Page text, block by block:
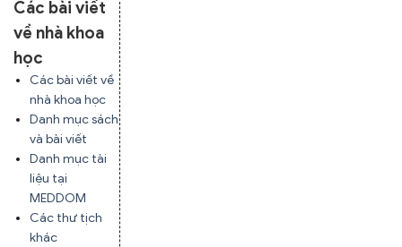
Các bài viết
về nhà khoa
học
Các bài viết về
nhà khoa học
Danh mục sách
và bài viết
Danh mục tài
liệu tại
MEDDOM
Các thư tịch
khác